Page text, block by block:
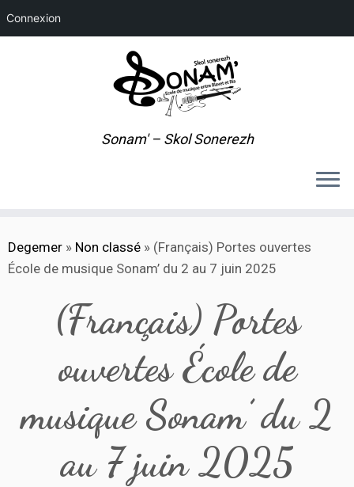
Connexion
to
content
Sonam' – Skol Sonerezh
Degemer » Non classé » (Français) Portes ouvertes
École de musique Sonam’ du 2 au 7 juin 2025
(Français) Portes
ouvertes École de
musique Sonam’ du 2
au 7 juin 2025